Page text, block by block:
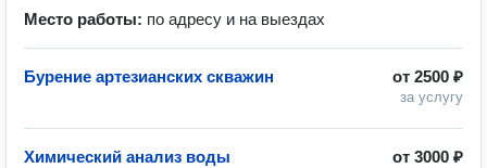
Место работы: по адресу и на выездах
от 2500 ₽
за услугу
Бурение артезианских скважин
от 3000 ₽
Химический анализ воды